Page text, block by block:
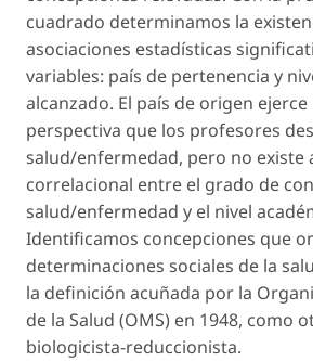
cuadrado determinamos la
asociaciones estadísticas
variables: país de pertenencia y
alcanzado. El país de origen
perspectiva que los profesores
salud/enfermedad, pero no existe
correlacional entre el grado de
salud/enfermedad y el nivel
Identificamos concepciones que
determinaciones sociales de la
la definición acuñada por la
de la Salud (OMS) en 1948, como
biologicista-reduccionista.